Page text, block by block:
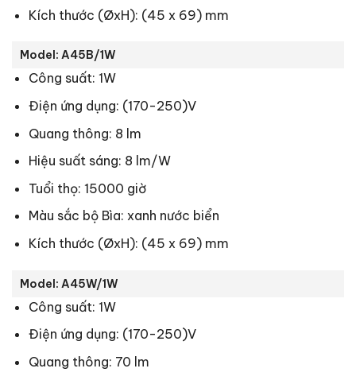
Kích thước (ØxH): (45 x 69) mm
Model: A45B/1W
Công suất: 1W
Điện ứng dụng: (170-250)V
Quang thông: 8 lm
Hiệu suất sáng: 8 lm/W
Tuổi thọ: 15000 giờ
Màu sắc bộ Bìa: xanh nước biển
Kích thước (ØxH): (45 x 69) mm
Model: A45W/1W
Công suất: 1W
Điện ứng dụng: (170-250)V
Quang thông: 70 lm